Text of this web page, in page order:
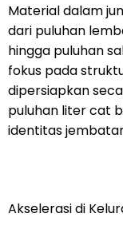
Material dalam
dari puluhan
hingga puluhan
fokus pada
dipersiapkan
puluhan liter cat
identitas
Akselerasi di